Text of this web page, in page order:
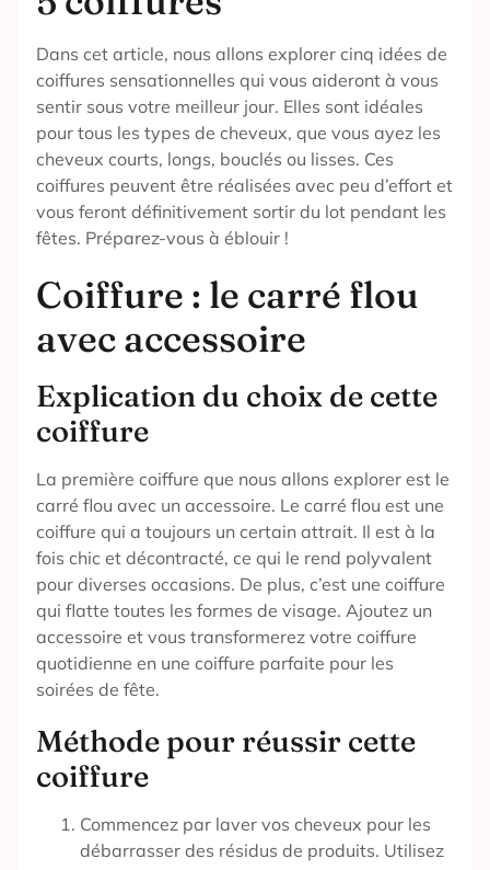
Dans cet article, nous allons explorer cinq idées de
coiffures sensationnelles qui vous aideront à vous
sentir sous votre meilleur jour. Elles sont idéales
pour tous les types de cheveux, que vous ayez les
cheveux courts, longs, bouclés ou lisses. Ces
coiffures peuvent être réalisées avec peu d’effort et
vous feront définitivement sortir du lot pendant les
fêtes. Préparez-vous à éblouir !
Coiffure : le carré flou
avec accessoire
Explication du choix de cette
coiffure
La première coiffure que nous allons explorer est le
carré flou avec un accessoire. Le carré flou est une
coiffure qui a toujours un certain attrait. Il est à la
fois chic et décontracté, ce qui le rend polyvalent
pour diverses occasions. De plus, c’est une coiffure
qui flatte toutes les formes de visage. Ajoutez un
accessoire et vous transformerez votre coiffure
quotidienne en une coiffure parfaite pour les
soirées de fête.
Méthode pour réussir cette
coiffure
Commencez par laver vos cheveux pour les
débarrasser des résidus de produits. Utilisez